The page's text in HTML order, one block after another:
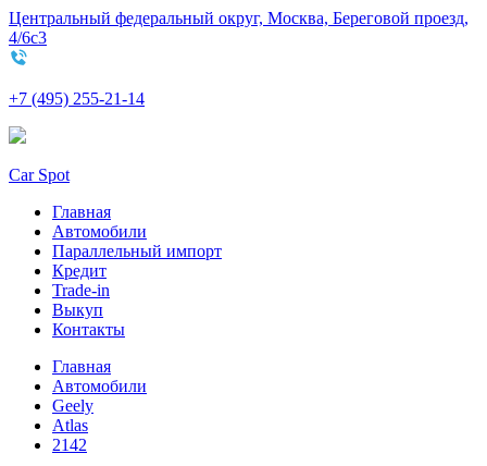
Центральный федеральный округ, Москва, Береговой проезд,
4/6с3
+7 (495) 255-21-14
Car Spot
Главная
Автомобили
Параллельный импорт
Кредит
Trade-in
Выкуп
Контакты
Главная
Автомобили
Geely
Atlas
2142